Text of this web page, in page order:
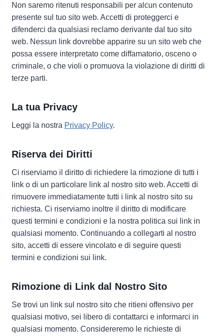
Non saremo ritenuti responsabili per alcun contenuto
presente sul tuo sito web. Accetti di proteggerci e
difenderci da qualsiasi reclamo derivante dal tuo sito
web. Nessun link dovrebbe apparire su un sito web che
possa essere interpretato come diffamatorio, osceno o
criminale, o che violi o promuova la violazione di diritti di
terze parti.
La tua Privacy
Leggi la nostra Privacy Policy.
Riserva dei Diritti
Ci riserviamo il diritto di richiedere la rimozione di tutti i
link o di un particolare link al nostro sito web. Accetti di
rimuovere immediatamente tutti i link al nostro sito su
richiesta. Ci riserviamo inoltre il diritto di modificare
questi termini e condizioni e la nostra politica sui link in
qualsiasi momento. Continuando a collegarti al nostro
sito, accetti di essere vincolato e di seguire questi
termini e condizioni sui link.
Rimozione di Link dal Nostro Sito
Se trovi un link sul nostro sito che ritieni offensivo per
qualsiasi motivo, sei libero di contattarci e informarci in
qualsiasi momento. Considereremo le richieste di